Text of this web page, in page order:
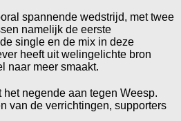
spannende wedstrijd, met twee
namelijk de eerste
single en de mix in deze
heeft uit welingelichte bron
naar meer smaakt.
het negende aan tegen Weesp.
van de verrichtingen, supporters